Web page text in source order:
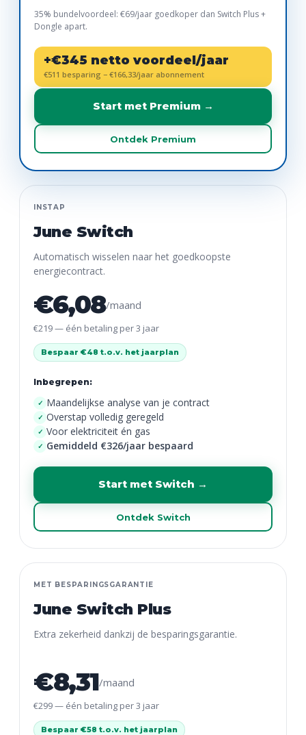
INSTAP
June Switch
Automatisch wisselen naar het goedkoopste
energiecontract.
€6,08/maand
€219 — één betaling per 3 jaar
Bespaar €48 t.o.v. het jaarplan
Inbegrepen:
✓ Maandelijkse analyse van je contract
✓ Overstap volledig geregeld
✓ Voor elektriciteit én gas
✓ Gemiddeld €326/jaar bespaard
Start met Switch →
Ontdek Switch
MET BESPARINGSGARANTIE
June Switch Plus
Extra zekerheid dankzij de besparingsgarantie.
€8,31/maand
€299 — één betaling per 3 jaar
Bespaar €58 t.o.v. het jaarplan
35% bundelvoordeel: €69/jaar goedkoper dan Switch Plus +
Dongle apart.
+€345 netto voordeel/jaar
€511 besparing − €166,33/jaar abonnement
Start met Premium →
Ontdek Premium